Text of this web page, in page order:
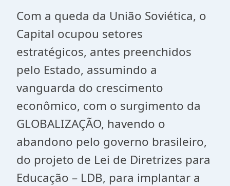
Com a queda da União Soviética, o
Capital ocupou setores
estratégicos, antes preenchidos
pelo Estado, assumindo a
vanguarda do crescimento
econômico, com o surgimento da
GLOBALIZAÇÃO, havendo o
abandono pelo governo brasileiro,
do projeto de Lei de Diretrizes para
Educação – LDB, para implantar a